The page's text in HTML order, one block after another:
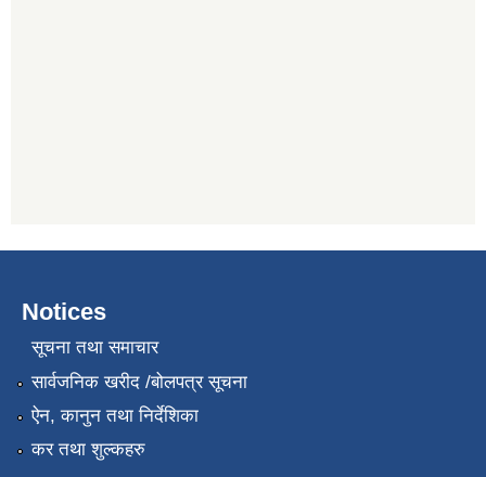
Notices
सूचना तथा समाचार
सार्वजनिक खरीद /बोलपत्र सूचना
ऐन, कानुन तथा निर्देशिका
कर तथा शुल्कहरु